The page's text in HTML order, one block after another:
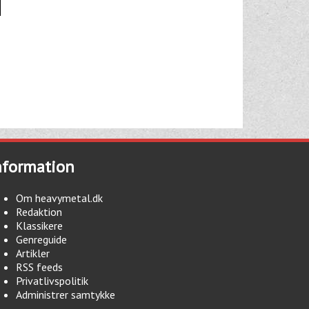
Om heavymetal.dk
Redaktion
Klassikere
Genreguide
Artikler
RSS feeds
Privatlivspolitik
Administrer samtykke